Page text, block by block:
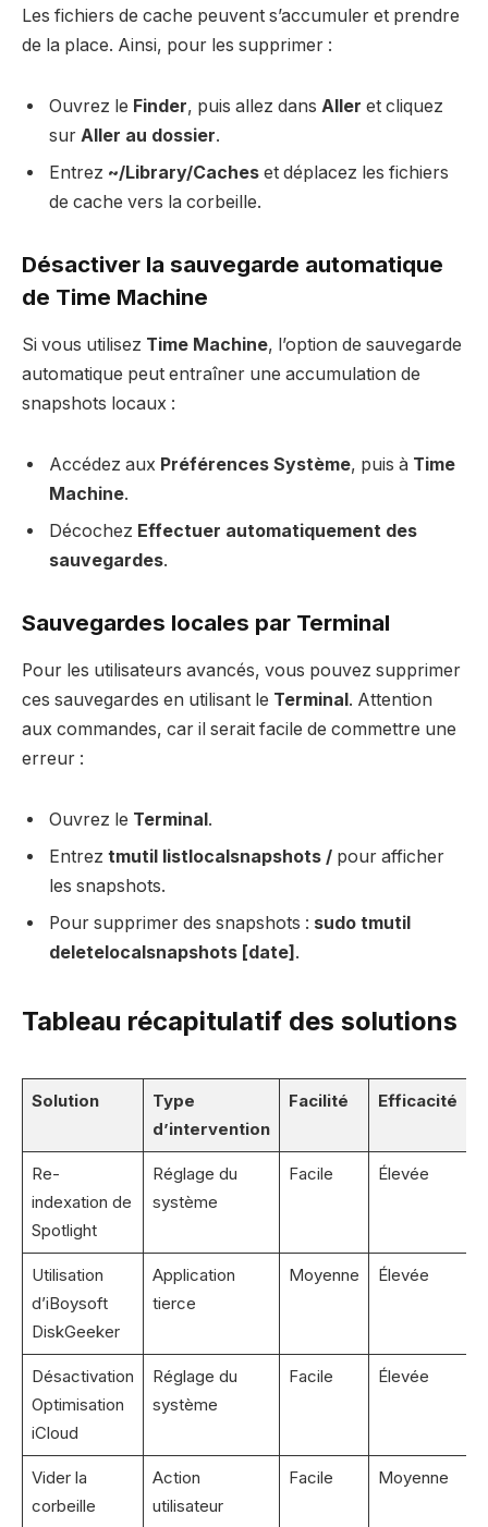
Les fichiers de cache peuvent s’accumuler et prendre
de la place. Ainsi, pour les supprimer :
Ouvrez le Finder, puis allez dans Aller et cliquez
sur Aller au dossier.
Entrez ~/Library/Caches et déplacez les fichiers
de cache vers la corbeille.
Désactiver la sauvegarde automatique
de Time Machine
Si vous utilisez Time Machine, l’option de sauvegarde
automatique peut entraîner une accumulation de
snapshots locaux :
Accédez aux Préférences Système, puis à Time
Machine.
Décochez Effectuer automatiquement des
sauvegardes.
Sauvegardes locales par Terminal
Pour les utilisateurs avancés, vous pouvez supprimer
ces sauvegardes en utilisant le Terminal. Attention
aux commandes, car il serait facile de commettre une
erreur :
Ouvrez le Terminal.
Entrez tmutil listlocalsnapshots / pour afficher
les snapshots.
Pour supprimer des snapshots : sudo tmutil
deletelocalsnapshots [date].
Tableau récapitulatif des solutions
Solution
Type
d’intervention
Facilité Efficacité
Re-
indexation de
Spotlight
Réglage du
système
Facile Élevée
Utilisation
d’iBoysoft
DiskGeeker
Application
tierce
Moyenne Élevée
Désactivation
Optimisation
iCloud
Réglage du
système
Facile Élevée
Vider la
corbeille
Action
utilisateur
Facile Moyenne